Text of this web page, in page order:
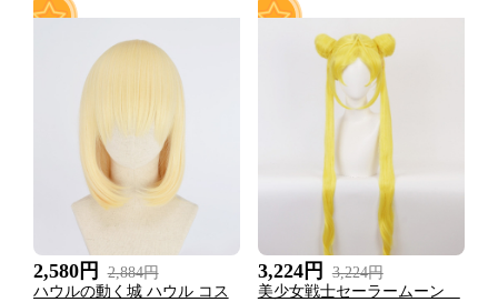
2,580円
2,884円
ハウルの動く城 ハウル コス
3,224円
3,224円
美少女戦士セーラームーン